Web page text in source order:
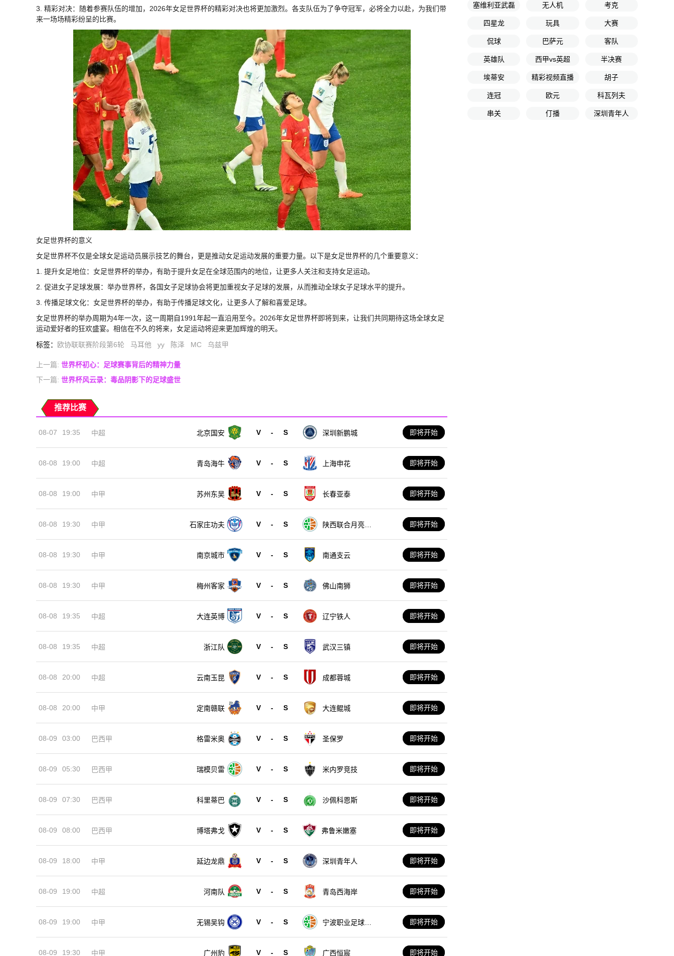
3. 精彩对决：随着参赛队伍的增加，2026年女足世界杯的精彩对决也将更加激烈。各支队伍为了争夺冠军，必将全力以赴，为我们带
来一场场精彩纷呈的比赛。
女足世界杯的意义
女足世界杯不仅是全球女足运动员展示技艺的舞台，更是推动女足运动发展的重要力量。以下是女足世界杯的几个重要意义：
1. 提升女足地位：女足世界杯的举办，有助于提升女足在全球范围内的地位，让更多人关注和支持女足运动。
2. 促进女子足球发展：举办世界杯，各国女子足球协会将更加重视女子足球的发展，从而推动全球女子足球水平的提升。
3. 传播足球文化：女足世界杯的举办，有助于传播足球文化，让更多人了解和喜爱足球。
女足世界杯的举办周期为4年一次，这一周期自1991年起一直沿用至今。2026年女足世界杯即将到来，让我们共同期待这场全球女足
运动爱好者的狂欢盛宴。相信在不久的将来，女足运动将迎来更加辉煌的明天。
标签： 欧协联联赛阶段第6轮 马耳他 yy 陈泽 MC 乌兹甲
上一篇: 世界杯初心：足球赛事背后的精神力量
下一篇: 世界杯风云录：毒品阴影下的足球盛世
推荐比赛
08-07 19:35 中超 北京国安 V - S 深圳新鹏城 即将开始
08-08 19:00 中超 青岛海牛 V - S 上海申花 即将开始
08-08 19:00 中甲 苏州东吴 V - S 长春亚泰 即将开始
08-08 19:30 中甲 石家庄功夫 V - S
陕西联合月亮泊
即将开始
08-08 19:30 中甲 南京城市 V - S 南通支云 即将开始
08-08 19:30 中甲 梅州客家 V - S 佛山南狮 即将开始
08-08 19:35 中超 大连英博 V - S 辽宁铁人 即将开始
08-08 19:35 中超 浙江队 V - S 武汉三镇 即将开始
08-08 20:00 中超 云南玉昆 V - S 成都蓉城 即将开始
08-08 20:00 中甲 定南赣联 V - S 大连鲲城 即将开始
08-09 03:00 巴西甲 格雷米奥 V - S 圣保罗 即将开始
08-09 05:30 巴西甲 瑞模贝雷 V - S 米内罗竞技 即将开始
08-09 07:30 巴西甲 科里蒂巴 V - S 沙佩科恩斯 即将开始
08-09 08:00 巴西甲 博塔弗戈 V - S 弗鲁米嫩塞 即将开始
08-09 18:00 中甲 延边龙鼎 V - S 深圳青年人 即将开始
08-09 19:00 中超 河南队 V - S 青岛西海岸 即将开始
08-09 19:00 中甲 无锡吴钩 V - S
宁波职业足球俱
即将开始
08-09 19:30 中甲 广州豹 V - S 广西恒宸 即将开始
塞维利亚武磊 无人机 考克
四星龙 玩具 大赛
侃球 巴萨元 客队
英雄队 西甲vs英超 半决赛
埃蒂安 精彩视频直播 胡子
连冠 欧元 科瓦列夫
串关 仃播 深圳青年人